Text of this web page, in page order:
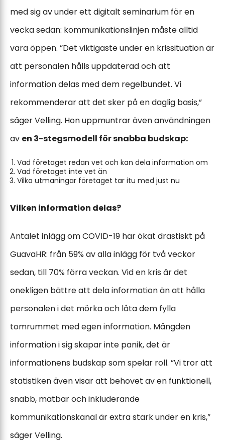
med sig av under ett digitalt seminarium för en
vecka sedan: kommunikationslinjen måste alltid
vara öppen. ”Det viktigaste under en krissituation är
att personalen hålls uppdaterad och att
information delas med dem regelbundet. Vi
rekommenderar att det sker på en daglig basis,”
säger Velling. Hon uppmuntrar även användningen
av en 3-stegsmodell för snabba budskap:
Vad företaget redan vet och kan dela information om
Vad företaget inte vet än
Vilka utmaningar företaget tar itu med just nu
Vilken information delas?
Antalet inlägg om COVID-19 har ökat drastiskt på
GuavaHR: från 59% av alla inlägg för två veckor
sedan, till 70% förra veckan. Vid en kris är det
onekligen bättre att dela information än att hålla
personalen i det mörka och låta dem fylla
tomrummet med egen information. Mängden
information i sig skapar inte panik, det är
informationens budskap som spelar roll. ”Vi tror att
statistiken även visar att behovet av en funktionell,
snabb, mätbar och inkluderande
kommunikationskanal är extra stark under en kris,”
säger Velling.